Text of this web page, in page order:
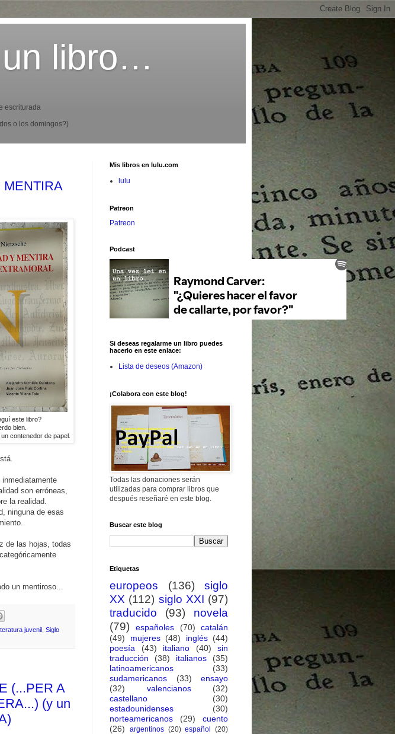
libro…
escriturada
o los domingos?)
este libro?
bien.
contenedor de papel.
son erróneas,
la realidad.
ninguna de esas
de las hojas, todas
un mentiroso...
juvenil Siglo
(...PER A
(y un
Mis libros en lulu.com
lulu
Patreon
Patreon
Podcast
Si deseas regalarme un libro puedes
hacerlo en este enlace:
Lista de deseos (Amazon)
¡Colabora con este blog!
Todas las donaciones serán
utilizadas para comprar libros que
después reseñaré en este blog.
Buscar este blog
Etiquetas
europeos (136)
siglo
XX (112) siglo XXI (97)
traducido
(93)
novela
(79)
españoles (70)
catalán
(49)
mujeres (48) inglés (44)
poesía
(43) italiano (40)
sin
traducción
(38) italianos
(35)
latinoamericanos
(33)
sudamericanos
(33)
ensayo
(32)
valencianos
(32)
castellano
(30)
estadounidenses
(30)
norteamericanos
(29)
cuento
(26)
argentinos (20) español
(20)